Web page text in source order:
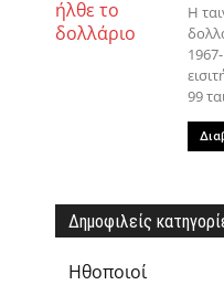
Η
99
Δημοφιλείς
Hθοποιοί